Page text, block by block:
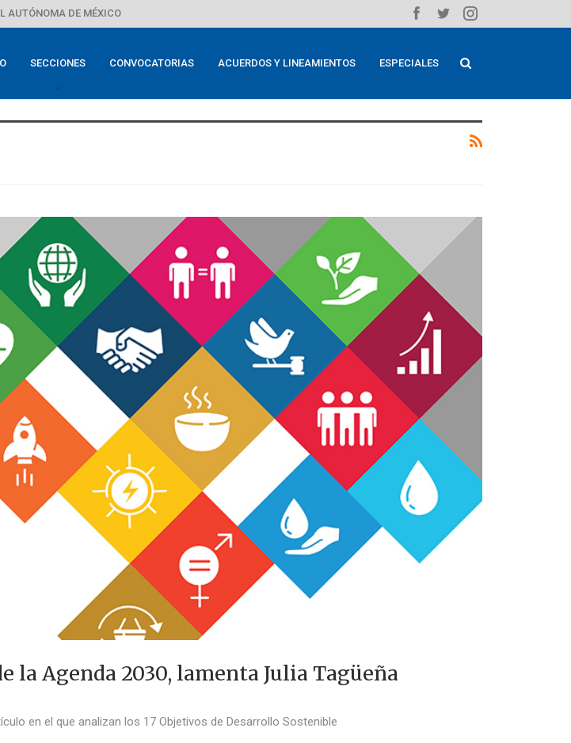
AUTÓNOMA DE MÉXICO
SECCIONES CONVOCATORIAS ACUERDOS Y LINEAMIENTOS ESPECIALES
la Agenda 2030, lamenta Julia Tagüeña
en el que analizan los 17 Objetivos de Desarrollo Sostenible